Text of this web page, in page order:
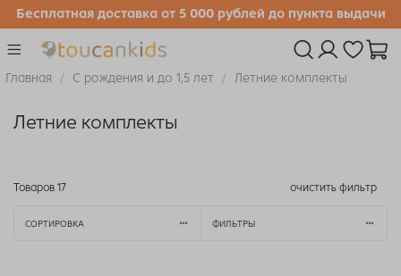
Бесплатная доставка от 5 000 рублей до пункта выдачи
Главная С рождения и до 1,5 лет Летние комплекты
Летние комплекты
Товаров 17 очистить фильтр
СОРТИРОВКА ФИЛЬТРЫ